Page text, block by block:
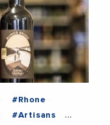
#Rhone
#Artisans